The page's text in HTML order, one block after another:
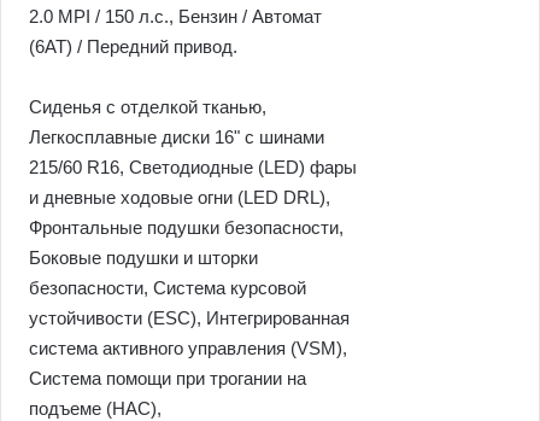
2.0 MPI / 150 л.c., Бензин / Автомат
(6AT) / Передний привод.
Сиденья с отделкой тканью,
Легкосплавные диски 16" с шинами
215/60 R16, Светодиодные (LED) фары
и дневные ходовые огни (LED DRL),
Фронтальные подушки безопасности,
Боковые подушки и шторки
безопасности, Система курсовой
устойчивости (ESC), Интегрированная
система активного управления (VSM),
Cистема помощи при трогании на
подъеме (HAC),